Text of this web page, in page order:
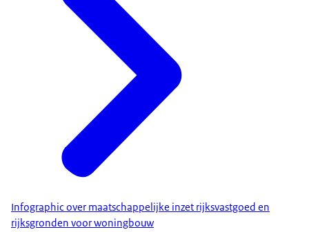
Infographic over maatschappelijke inzet rijksvastgoed en
rijksgronden voor woningbouw